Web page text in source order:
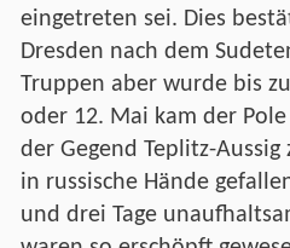
eingetreten sei. Dies
Dresden nach dem
Truppen aber wurde bis
oder 12. Mai kam der
der Gegend Teplitz-
in russische Hände
und drei Tage